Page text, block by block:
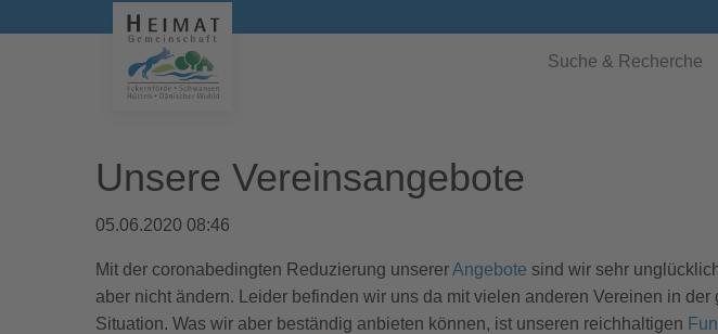
Suche & Recherche
Unsere Vereinsangebote
05.06.2020 08:46
Mit der coronabedingten Reduzierung unsererAngebote sind wir sehr
aber nicht ändern. Leider befinden wir uns da mit vielen anderen Vereinen in der
Situation. Was wir aber beständig anbieten können, ist unseren reichhaltigen